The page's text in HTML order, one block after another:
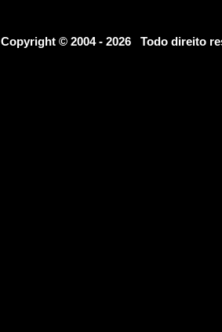
Copyright © 2004 - 2026 Todo direito